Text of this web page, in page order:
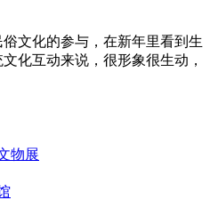
文化的参与，在新年里看到生
化互动来说，很形象很生动，
物展